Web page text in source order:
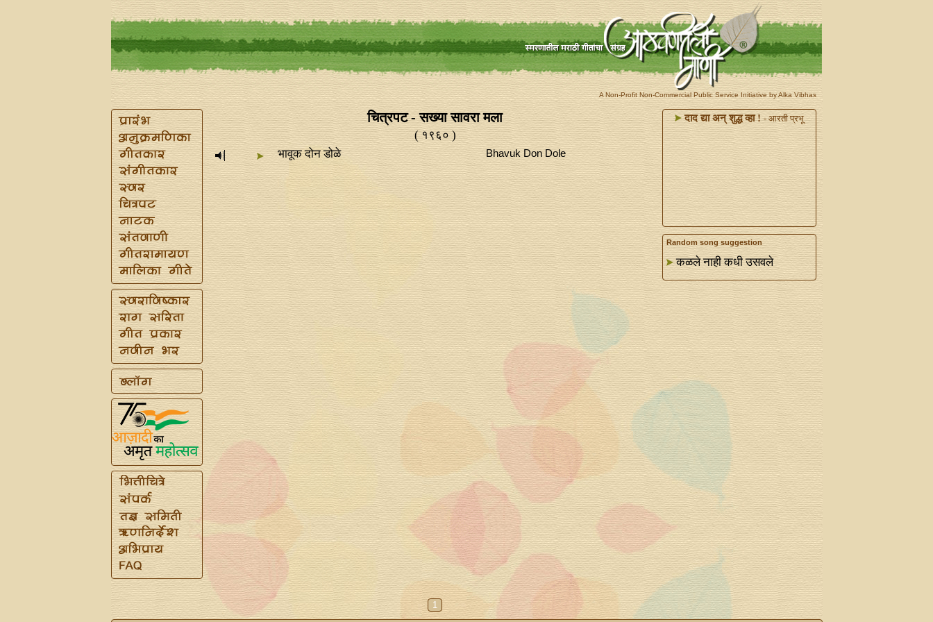
A Non-Profit Non-Commercial Public Service Initiative by Alka Vibhas
चित्रपट - सख्या सावरा मला
( १९६० )
भावूक दोन डोळे
Bhavuk Don Dole
दाद द्या अन्‌ शुद्ध व्हा ! - आरती प्रभू
Random song suggestion
कळले नाही कधी उसवले